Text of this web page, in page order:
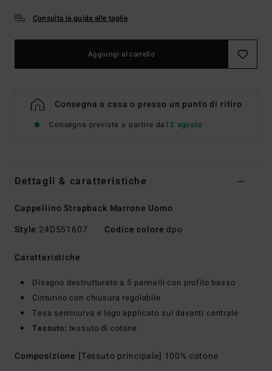
Consulta la guida alle taglie
Aggiungi al carrello
Consegna a casa o presso un punto di ritiro
Consegna prevista a partire da12 agosto
Dettagli & caratteristiche
Cappellino Strapback Marrone Uomo
Style 24D551607 Codice colore dpo
Caratteristiche
Disegno destrutturato a 5 pannelli con profilo basso
Cinturino con chiusura regolabile
Tesa semicurva e logo applicato sul davanti centrale
Tessuto: tessuto di cotone
Composizione [Tessuto principale] 100% cotone